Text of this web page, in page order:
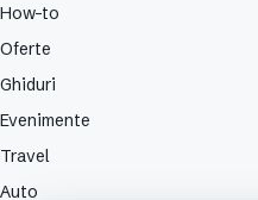
How-to
Oferte
Ghiduri
Evenimente
Travel
Auto